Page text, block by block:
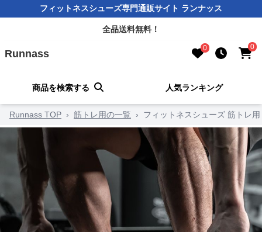
フィットネスシューズ専門通販サイト ランナッス
全品送料無料！
Runnass 0 0
商品を検索する 人気ランキング
Runnass TOP › 筋トレ用の一覧 › フィットネスシューズ 筋トレ